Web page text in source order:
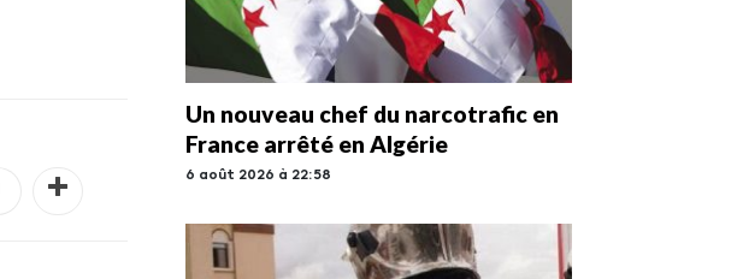
Un nouveau chef du narcotrafic en
France arrêté en Algérie
6 août 2026 à 22:58